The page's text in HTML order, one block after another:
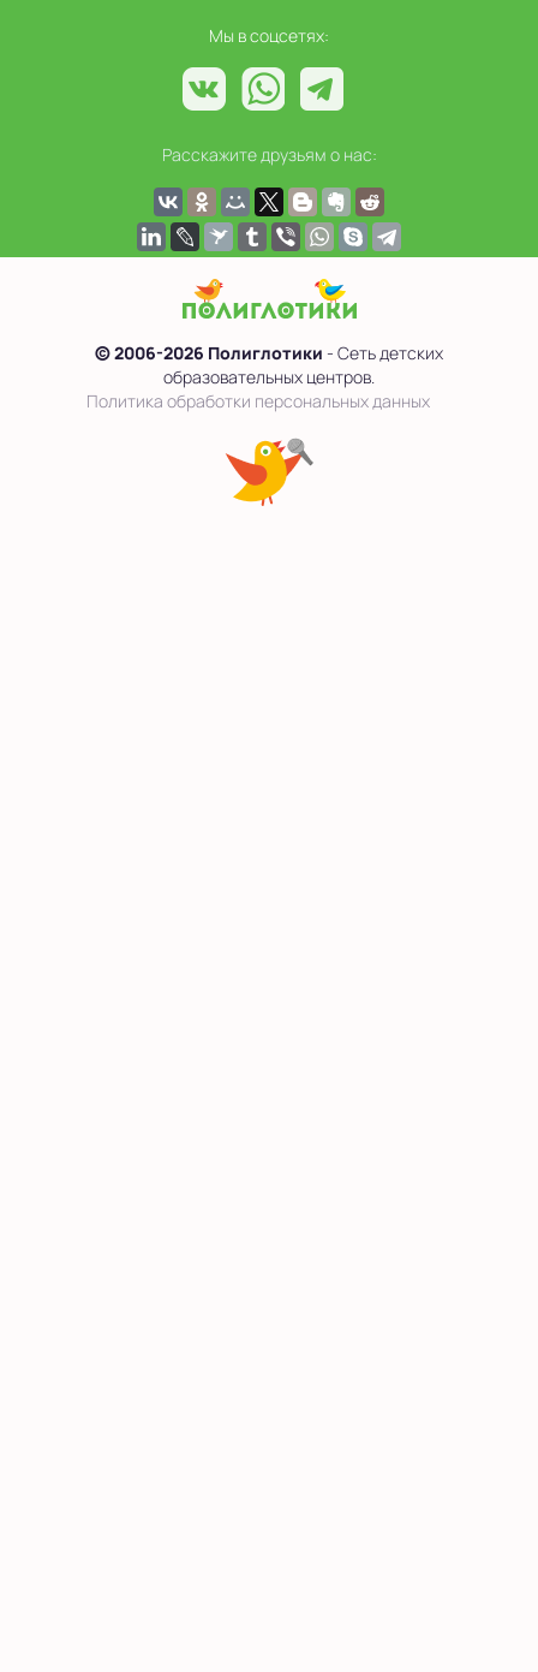
Мы в соцсетях:
Расскажите друзьям о нас:
© 2006-2026 Полиглотики - Сеть детских
образовательных центров.
Политика обработки персональных данных